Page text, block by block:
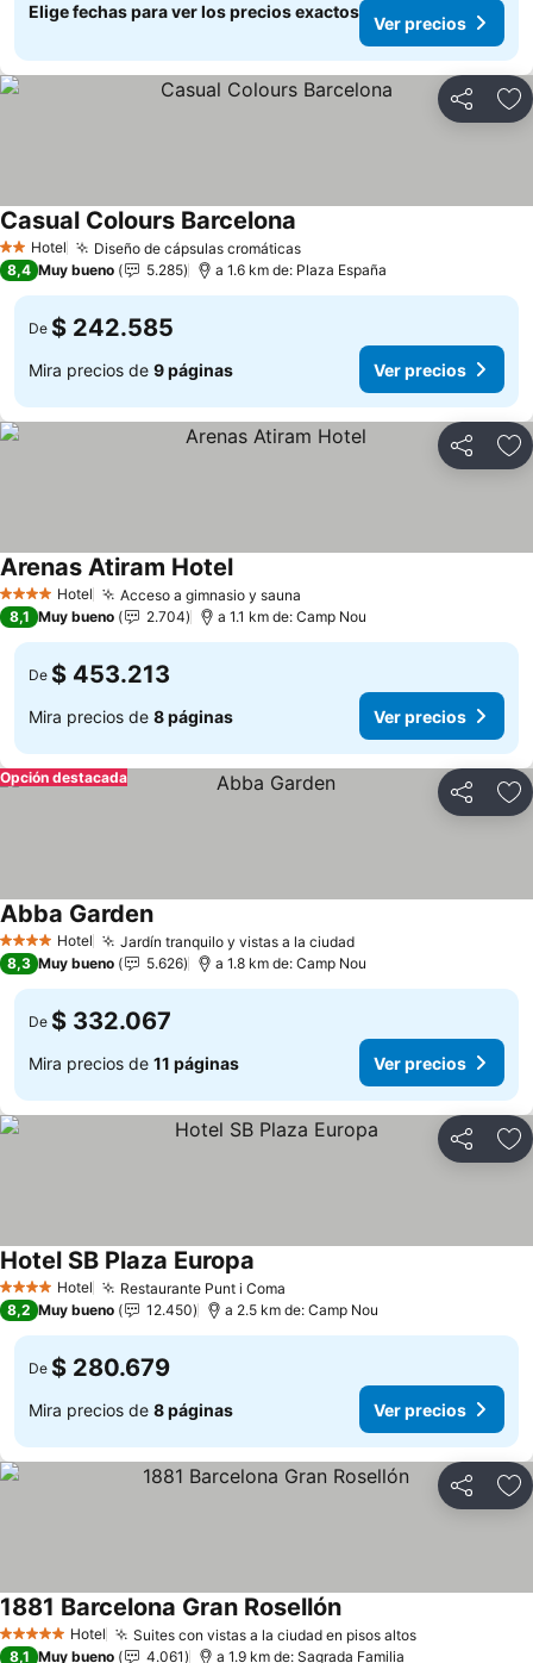
Elige fechas para ver los precios exactos
Ver precios
Compartir
2 Estrellas
Hotel Diseño de cápsulas cromáticas
Casual Colours Barcelona
8,4 Muy bueno 5.285 a 1.6 km de: Plaza España
De $ 242.585
Mira precios de 9 páginas Ver precios
Compartir
4 EstrellasHotel Acceso a gimnasio y sauna
Arenas Atiram Hotel
8,1 Muy bueno 2.704 a 1.1 km de: Camp Nou
De $ 453.213
Mira precios de 8 páginas Ver precios
Compartir
Opción destacada
4 EstrellasHotel Jardín tranquilo y vistas a la ciudad
Abba Garden
8,3 Muy bueno 5.626 a 1.8 km de: Camp Nou
De $ 332.067
Mira precios de 11 páginas Ver precios
Compartir
4 EstrellasHotel Restaurante Punt i Coma
Hotel SB Plaza Europa
8,2 Muy bueno 12.450 a 2.5 km de: Camp Nou
De $ 280.679
Mira precios de 8 páginas Ver precios
Compartir
5 Estrellas Hotel Suites con vistas a la ciudad en pisos altos
1881 Barcelona Gran Rosellón
8,1 Muy bueno 4.061 a 1.9 km de: Sagrada Familia